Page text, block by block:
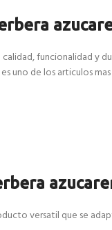
funcionalidad
uno de los articulos
versatil que se